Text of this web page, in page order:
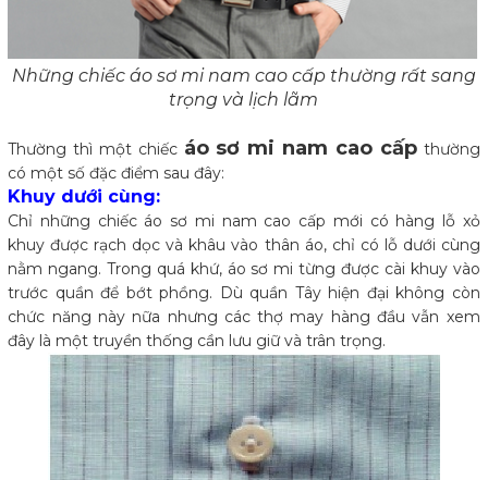
Những chiếc áo sơ mi nam cao cấp thường rất sang
trọng và lịch lãm
Thường thì một chiếc áo sơ mi nam cao cấpthường
có một số đặc điểm sau đây:
Khuy dưới cùng:
Chỉ những chiếc áo sơ mi nam cao cấp mới có hàng lỗ xỏ
khuy được rạch dọc và khâu vào thân áo, chỉ có lỗ dưới cùng
nằm ngang. Trong quá khứ, áo sơ mi từng được cài khuy vào
trước quần để bớt phồng. Dù quần Tây hiện đại không còn
chức năng này nữa nhưng các thợ may hàng đầu vẫn xem
đây là một truyền thống cần lưu giữ và trân trọng.